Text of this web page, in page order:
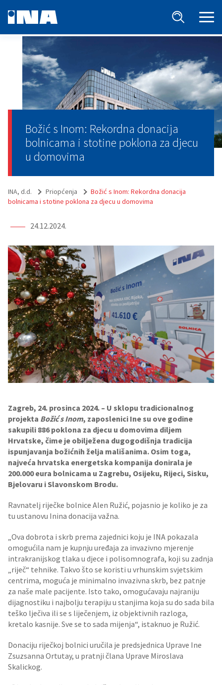
Božić s Inom: Rekordna donacija
bolnicama i stotine poklona za djecu
u domovima
INA, d.d. Priopćenja
Božić s Inom: Rekordna donacija
bolnicama i stotine poklona za djecu u domovima
24.12.2024.
Zagreb, 24. prosinca 2024. – U sklopu tradicionalnog
projekta Božić s Inom, zaposlenici Ine su ove godine
sakupili 886 poklona za djecu u domovima diljem
Hrvatske, čime je obilježena dugogodišnja tradicija
ispunjavanja božićnih želja mališanima. Osim toga,
najveća hrvatska energetska kompanija donirala je
200.000 eura bolnicama u Zagrebu, Osijeku, Rijeci, Sisku,
Bjelovaru i Slavonskom Brodu.
Ravnatelj riječke bolnice Alen Ružić, pojasnio je koliko je za
tu ustanovu Inina donacija važna.
„Ova dobrota i skrb prema zajednici koju je INA pokazala
omogućila nam je kupnju uređaja za invazivno mjerenje
intrakranijskog tlaka u djece i polisomnografa, koji su zadnja
„riječ“ tehnike. Takvo što se koristi u vrhunskim svjetskim
centrima, moguća je minimalno invazivna skrb, bez patnje
za naše male pacijente. Isto tako, omogućavaju najraniju
dijagnostiku i najbolju terapiju u stanjima koja su do sada bila
teško lječiva ili se s liječenjem, iz objektivnih razloga,
kretalo kasnije. Sve se to sada mijenja“, istaknuo je Ružić.
Donaciju riječkoj bolnici uručila je predsjednica Uprave Ine
Zsuzsanna Ortutay, u pratnji člana Uprave Miroslava
Skalickog.